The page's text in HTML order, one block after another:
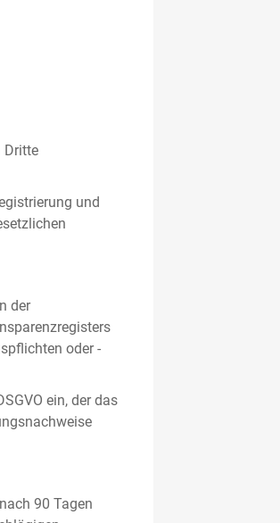
Dritte
und
der
oder -
ein, der das
90 Tagen